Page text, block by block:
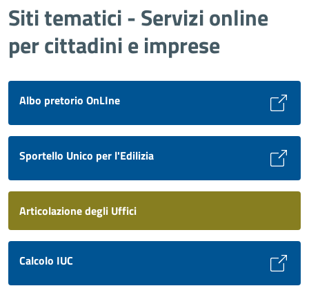
Siti tematici - Servizi online
per cittadini e imprese
Albo pretorio OnLIne
Sportello Unico per l'Edilizia
Articolazione degli Uffici
Calcolo IUC